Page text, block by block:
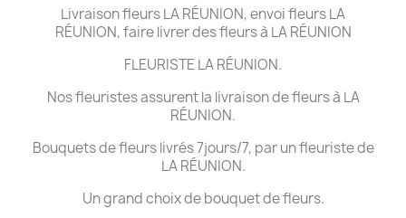
Livraison fleurs LA RÉUNION, envoi fleurs LA
RÉUNION, faire livrer des fleurs à LA RÉUNION
FLEURISTE LA RÉUNION.
Nos fleuristes assurent la livraison de fleurs à LA
RÉUNION.
Bouquets de fleurs livrés 7jours/7, par un fleuriste de
LA RÉUNION.
Un grand choix de bouquet de fleurs.